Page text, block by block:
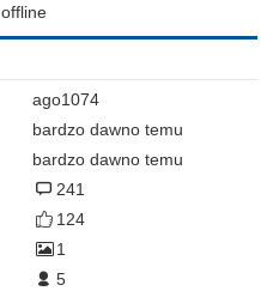
offline
ago1074
bardzo dawno temu
bardzo dawno temu
241
124
1
5